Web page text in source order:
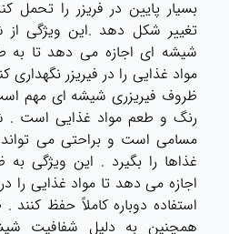
بسیار پایین در فریزر را
تغییر شکل دهد .این ویژگی
شیشه ای اجازه می دهد تا به
مواد غذایی را در فیریزر
ظروف فیریزری شیشه ای مهم است
رنگ و طعم مواد غذایی است .
مسامی است و براحتی می
غذاها را بگیرد . این ویژگی
اجازه می دهد تا مواد غذایی را
استفاده دوباره کاملاً حفظ
همچنین به دلیل شفافیت